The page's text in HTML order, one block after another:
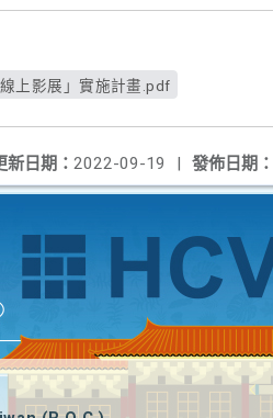
上影展」實施計畫.pdf
發佈日期：
新日期： 2022-09-19 |